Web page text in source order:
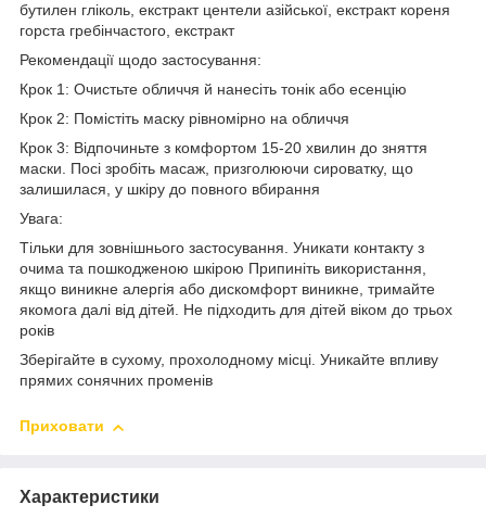
бутилен гліколь, екстракт центели азійської, екстракт кореня
горста гребінчастого, екстракт
Рекомендації щодо застосування:
Крок 1: Очистьте обличчя й нанесіть тонік або есенцію
Крок 2: Помістіть маску рівномірно на обличчя
Крок 3: Відпочиньте з комфортом 15-20 хвилин до зняття
маски. Посі зробіть масаж, призголюючи сироватку, що
залишилася, у шкіру до повного вбирання
Увага:
Тільки для зовнішнього застосування. Уникати контакту з
очима та пошкодженою шкірою Припиніть використання,
якщо виникне алергія або дискомфорт виникне, тримайте
якомога далі від дітей. Не підходить для дітей віком до трьох
років
Зберігайте в сухому, прохолодному місці. Уникайте впливу
прямих сонячних променів
Приховати
Характеристики